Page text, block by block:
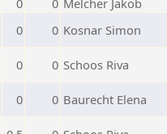
0 0 Melcher Jakob
0 0 Kosnar Simon
0 0 Schoos Riva
0 0 Baurecht Elena